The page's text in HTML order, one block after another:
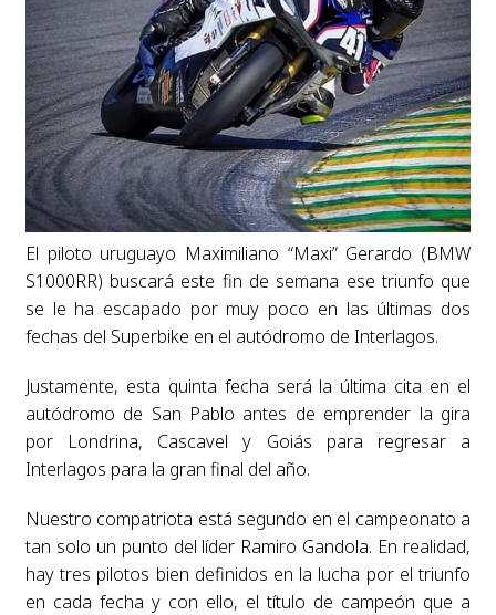
El piloto uruguayo Maximiliano “Maxi” Gerardo (BMW
S1000RR) buscará este fin de semana ese triunfo que
se le ha escapado por muy poco en las últimas dos
fechas del Superbike en el autódromo de Interlagos.
Justamente, esta quinta fecha será la última cita en el
autódromo de San Pablo antes de emprender la gira
por Londrina, Cascavel y Goiás para regresar a
Interlagos para la gran final del año.
Nuestro compatriota está segundo en el campeonato a
tan solo un punto del líder Ramiro Gandola. En realidad,
hay tres pilotos bien definidos en la lucha por el triunfo
en cada fecha y con ello, el título de campeón que a